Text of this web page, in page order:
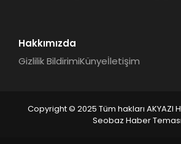
Hakkımızda
Gizlilik BildirimiKünyeİletişim
Copyright © 2025 Tüm hakları AKYAZI
Seobaz Haber Teması